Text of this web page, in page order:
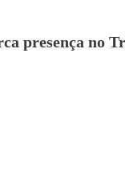
presença no